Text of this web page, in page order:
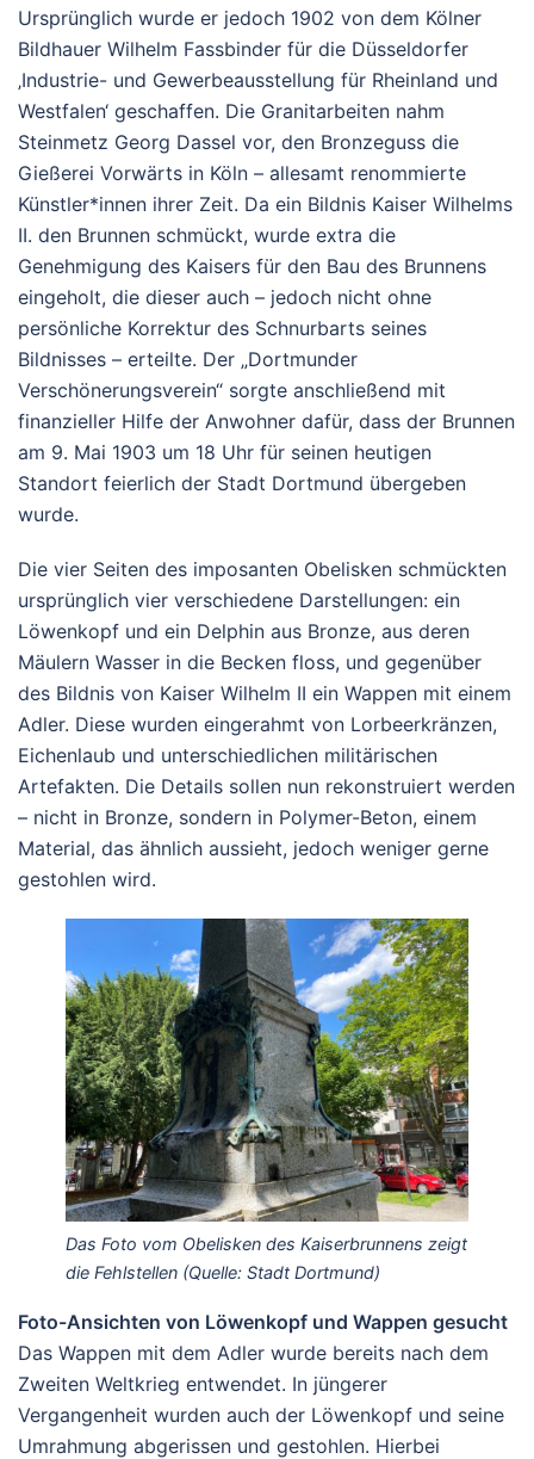
Ursprünglich wurde er jedoch 1902 von dem Kölner
Bildhauer Wilhelm Fassbinder für die Düsseldorfer
‚Industrie- und Gewerbeausstellung für Rheinland und
Westfalen‘ geschaffen. Die Granitarbeiten nahm
Steinmetz Georg Dassel vor, den Bronzeguss die
Gießerei Vorwärts in Köln – allesamt renommierte
Künstler*innen ihrer Zeit. Da ein Bildnis Kaiser Wilhelms
II. den Brunnen schmückt, wurde extra die
Genehmigung des Kaisers für den Bau des Brunnens
eingeholt, die dieser auch – jedoch nicht ohne
persönliche Korrektur des Schnurbarts seines
Bildnisses – erteilte. Der „Dortmunder
Verschönerungsverein“ sorgte anschließend mit
finanzieller Hilfe der Anwohner dafür, dass der Brunnen
am 9. Mai 1903 um 18 Uhr für seinen heutigen
Standort feierlich der Stadt Dortmund übergeben
wurde.
Die vier Seiten des imposanten Obelisken schmückten
ursprünglich vier verschiedene Darstellungen: ein
Löwenkopf und ein Delphin aus Bronze, aus deren
Mäulern Wasser in die Becken floss, und gegenüber
des Bildnis von Kaiser Wilhelm II ein Wappen mit einem
Adler. Diese wurden eingerahmt von Lorbeerkränzen,
Eichenlaub und unterschiedlichen militärischen
Artefakten. Die Details sollen nun rekonstruiert werden
– nicht in Bronze, sondern in Polymer-Beton, einem
Material, das ähnlich aussieht, jedoch weniger gerne
gestohlen wird.
Das Foto vom Obelisken des Kaiserbrunnens zeigt
die Fehlstellen (Quelle: Stadt Dortmund)
Foto-Ansichten von Löwenkopf und Wappen gesucht
Das Wappen mit dem Adler wurde bereits nach dem
Zweiten Weltkrieg entwendet. In jüngerer
Vergangenheit wurden auch der Löwenkopf und seine
Umrahmung abgerissen und gestohlen. Hierbei